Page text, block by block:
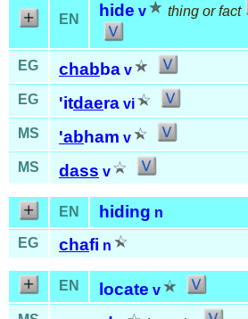
EN hide v thing or fact
EG chabba v
EG 'itdaera vi
MS 'abham v
MS dass v
EN hiding n
EG
chafi n
EN locate v